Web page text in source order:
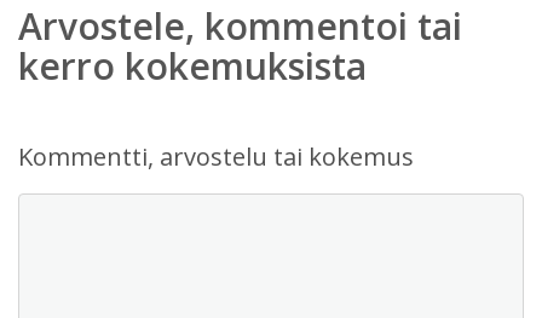
Arvostele, kommentoi tai
kerro kokemuksista
Kommentti, arvostelu tai kokemus